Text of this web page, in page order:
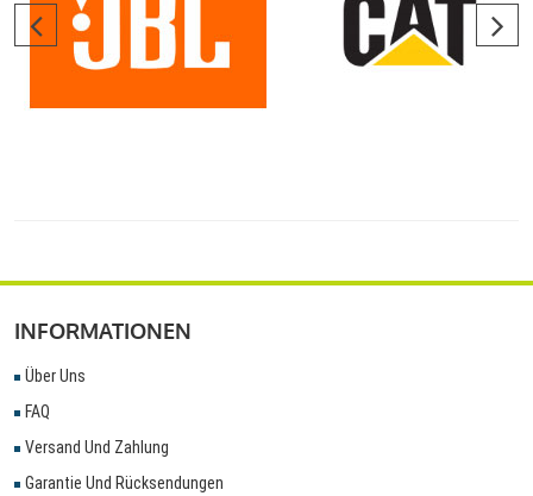
INFORMATIONEN
Über Uns
FAQ
Versand Und Zahlung
Garantie Und Rücksendungen